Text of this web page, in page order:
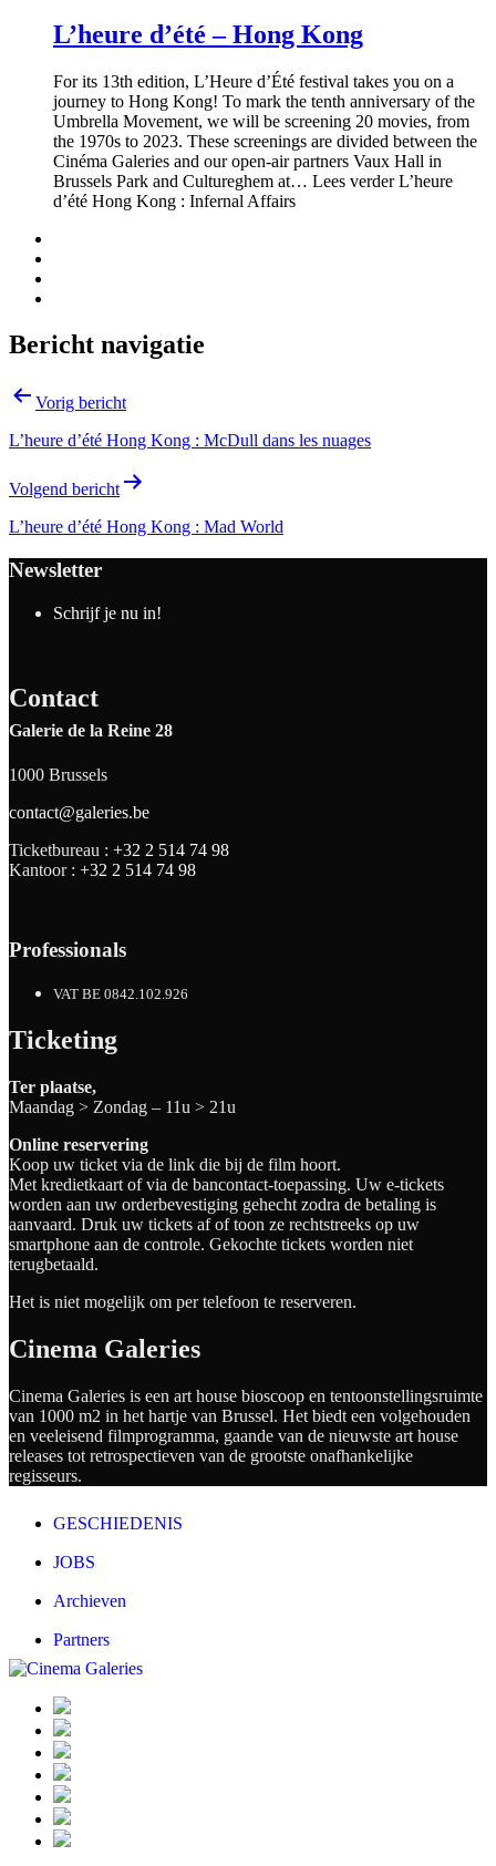
L’heure d’été – Hong Kong
For its 13th edition, L’Heure d’Été festival takes you on a
journey to Hong Kong! To mark the tenth anniversary of the
Umbrella Movement, we will be screening 20 movies, from
the 1970s to 2023. These screenings are divided between the
Cinéma Galeries and our open-air partners Vaux Hall in
Brussels Park and Cultureghem at… Lees verder L’heure
d’été Hong Kong : Infernal Affairs
Bericht navigatie
Vorig bericht
L’heure d’été Hong Kong : McDull dans les nuages
Volgend bericht
L’heure d’été Hong Kong : Mad World
Newsletter
Schrijf je nu in!
Contact
Galerie de la Reine 28
1000 Brussels
contact@galeries.be
Ticketbureau : +32 2 514 74 98
Kantoor : +32 2 514 74 98
Professionals
VAT BE 0842.102.926
Ticketing
Ter plaatse,
Maandag > Zondag – 11u > 21u
Online reservering
Koop uw ticket via de link die bij de film hoort.
Met kredietkaart of via de bancontact-toepassing. Uw e-tickets
worden aan uw orderbevestiging gehecht zodra de betaling is
aanvaard. Druk uw tickets af of toon ze rechtstreeks op uw
smartphone aan de controle. Gekochte tickets worden niet
terugbetaald.
Het is niet mogelijk om per telefoon te reserveren.
Cinema Galeries
Cinema Galeries is een art house bioscoop en tentoonstellingsruimte
van 1000 m2 in het hartje van Brussel. Het biedt een volgehouden
en veeleisend filmprogramma, gaande van de nieuwste art house
releases tot retrospectieven van de grootste onafhankelijke
regisseurs.
GESCHIEDENIS
JOBS
Archieven
Partners